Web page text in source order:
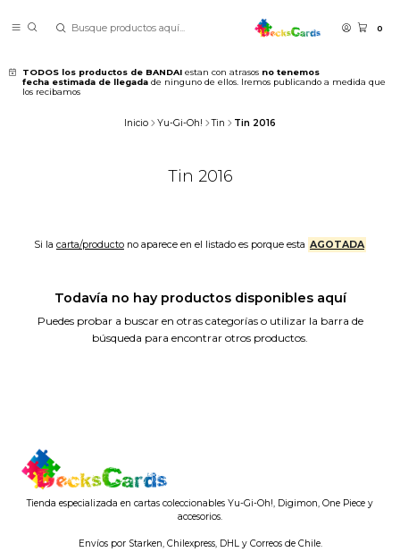
0
TODOS los productos de BANDAI estan con atrasos no tenemos
fecha estimada de llegada de ninguno de ellos. Iremos publicando a medida que
los recibamos
Inicio Yu-Gi-Oh! Tin Tin 2016
Tin 2016
Si la carta/productono aparece en el listado es porque esta AGOTADA
Todavía no hay productos disponibles aquí
Puedes probar a buscar en otras categorías o utilizar la barra de
búsqueda para encontrar otros productos.
Tienda especializada en cartas coleccionables Yu-Gi-Oh!, Digimon, One Piece y
accesorios.
Envíos por Starken, Chilexpress, DHL y Correos de Chile.